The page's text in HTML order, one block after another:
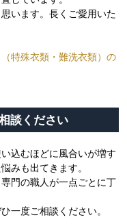
います。長くご愛用いた
特殊衣類・難洗衣類）の
談ください
込むほどに風合いが増す
みも出てきます。
門の職人が一点ごとに丁
一度ご相談ください。